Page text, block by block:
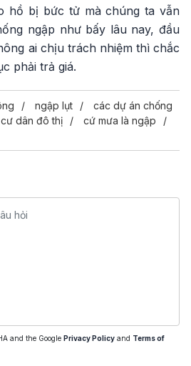
hồ bị bức tử mà chúng ta vẫn
ngập như bấy lâu nay, đầu
ai chịu trách nhiệm thì chắc
phải trả giá.
ngập lụt
các dự án chống
dân đô thị
cứ mưa là ngập
and the Google Privacy Policy and Terms of